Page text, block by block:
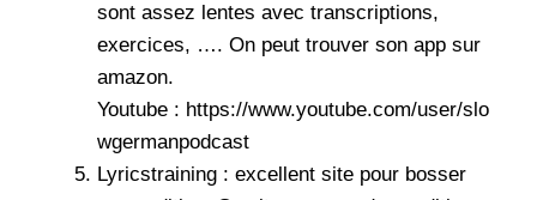
sont assez lentes avec transcriptions,
exercices, …. On peut trouver son app sur
amazon.
Youtube : https://www.youtube.com/user/slo
wgermanpodcast
Lyricstraining : excellent site pour bosser